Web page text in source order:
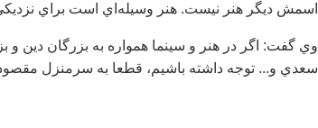
اسمش ديگر هنر نيست. هنر وسيله‌اي است براي
وي گفت: اگر در هنر و سينما همواره به بزرگان دين و
سعدي و... توجه داشته باشيم، قطعا به سرمنزل